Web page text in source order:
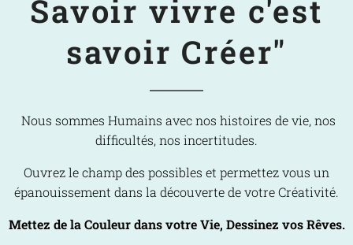
Savoir vivre c'est
savoir Créer"
Nous sommes Humains avec nos histoires de vie, nos
difficultés, nos incertitudes.
Ouvrez le champ des possibles et permettez vous un
épanouissement dans la découverte de votre Créativité.
Mettez de la Couleur dans votre Vie, Dessinez vos Rêves.